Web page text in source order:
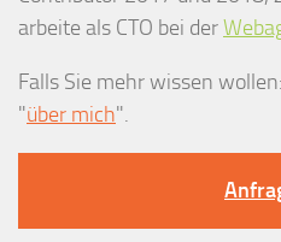
arbeite als CTO bei der
Falls Sie mehr wissen
"über mich".